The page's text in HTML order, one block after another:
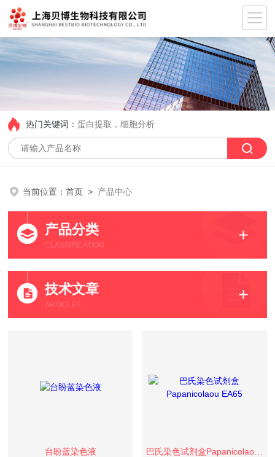
热门关键词：蛋白提取，细胞分析
当前位置：首页 > 产品中心
产品分类
CLASSIFICATION
技术文章
ARTICLES
台盼蓝染色液